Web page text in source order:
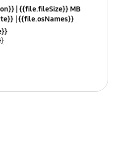
{{file.fileSize}} MB
{{file.osNames}}